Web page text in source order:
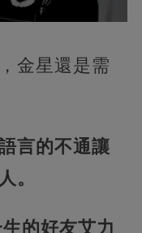
金星還是需
言的不通讓
。
的好友艾力